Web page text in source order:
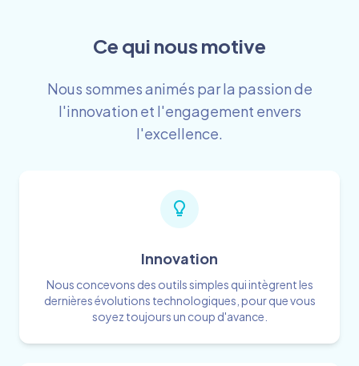
Ce qui nous motive
Nous sommes animés par la passion de
l'innovation et l'engagement envers
l'excellence.
Innovation
Nous concevons des outils simples qui intègrent les
dernières évolutions technologiques, pour que vous
soyez toujours un coup d'avance.